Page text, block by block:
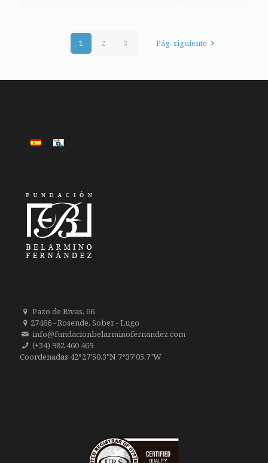
1 2 3 Pág. siguiente
Pazo de Rivas, 66
27466 - Rosende, Sober - Lugo
info@fundacionbelarminofernandez.com
(+34) 982 460 469
Coordenadas 42°27'50.3"N 7°37'05.7"W